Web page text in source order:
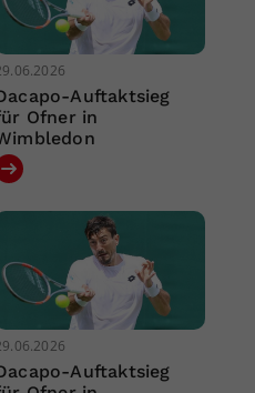
Auftaktsieg
Ofner in
Auftaktsieg